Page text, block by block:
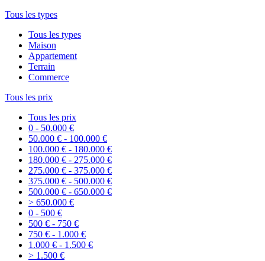
Tous les types
Tous les types
Maison
Appartement
Terrain
Commerce
Tous les prix
Tous les prix
0 - 50.000 €
50.000 € - 100.000 €
100.000 € - 180.000 €
180.000 € - 275.000 €
275.000 € - 375.000 €
375.000 € - 500.000 €
500.000 € - 650.000 €
> 650.000 €
0 - 500 €
500 € - 750 €
750 € - 1.000 €
1.000 € - 1.500 €
> 1.500 €